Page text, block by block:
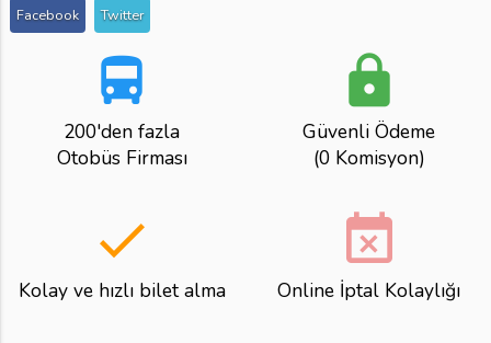
Facebook Twitter
directions_bus
200'den fazla
Otobüs Firması
lock
Güvenli Ödeme
(0 Komisyon)
done
Kolay ve hızlı bilet alma
event_busy
Online İptal Kolaylığı